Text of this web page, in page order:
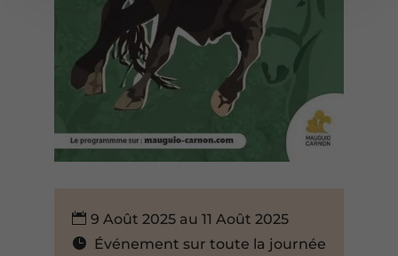
9 Août 2025 au 11 Août 2025
Événement sur toute la journée